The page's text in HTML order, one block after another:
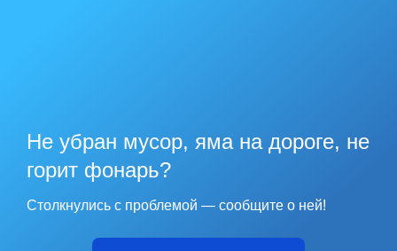
Не убран мусор, яма на дороге, не
горит фонарь?
Столкнулись с проблемой — сообщите о ней!